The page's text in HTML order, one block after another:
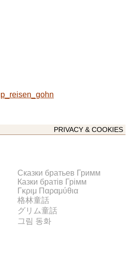
PRIVACY & COOKIES
Сказки братьев Гримм
Казки братів Грімм
Γκριμ Παραμύθια
格林童話
グリム童話
그림 동화